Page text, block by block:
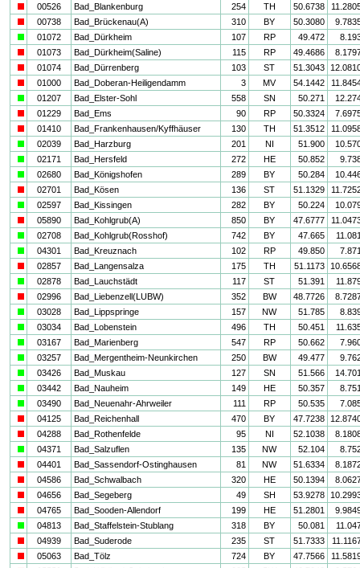
00526 Bad_Blankenburg 254 TH 50.6738
00738 Bad_Brückenau(A) 310 BY 50.3080
01072 Bad_Dürkheim 107 RP 49.472
01073 Bad_Dürkheim(Saline) 115 RP 49.4686
01074 Bad_Dürrenberg 103 ST 51.3043
01000 Bad_Doberan-Heiligendamm 3 MV 54.1442
01207 Bad_Elster-Sohl 558 SN 50.271
01229 Bad_Ems 90 RP 50.3324
01410 Bad_Frankenhausen/Kyffhäuser 130 TH 51.3512
02039 Bad_Harzburg 201 NI 51.900
02171 Bad_Hersfeld 272 HE 50.852
02680 Bad_Königshofen 289 BY 50.284
02701 Bad_Kösen 136 ST 51.1329
02597 Bad_Kissingen 282 BY 50.224
05890 Bad_Kohlgrub(A) 850 BY 47.6777
02708 Bad_Kohlgrub(Rosshof) 742 BY 47.665
04301 Bad_Kreuznach 102 RP 49.850
02857 Bad_Langensalza 175 TH 51.1173
02878 Bad_Lauchstädt 117 ST 51.391
02996 Bad_Liebenzell(LUBW) 352 BW 48.7726
03028 Bad_Lippspringe 157 NW 51.785
03034 Bad_Lobenstein 496 TH 50.451
03167 Bad_Marienberg 547 RP 50.662
03257 Bad_Mergentheim-Neunkirchen 250 BW 49.477
03426 Bad_Muskau 127 SN 51.566
03442 Bad_Nauheim 149 HE 50.357
03490 Bad_Neuenahr-Ahrweiler 111 RP 50.535
04125 Bad_Reichenhall 470 BY 47.7238
04288 Bad_Rothenfelde 95 NI 52.1038
04371 Bad_Salzuflen 135 NW 52.104
04401 Bad_Sassendorf-Ostinghausen 81 NW 51.6334
04586 Bad_Schwalbach 320 HE 50.1394
04656 Bad_Segeberg 49 SH 53.9278
04765 Bad_Sooden-Allendorf 199 HE 51.2801
04813 Bad_Staffelstein-Stublang 318 BY 50.081
04939 Bad_Suderode 235 ST 51.7333
05063 Bad_Tölz 724 BY 47.7566